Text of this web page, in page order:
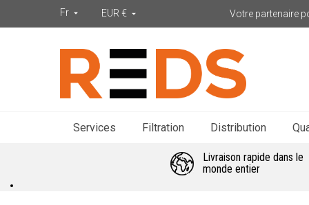
Fr  EUR €  Votre partenaire
Services Filtration Distribution
Livraison rapide dans le
monde entier